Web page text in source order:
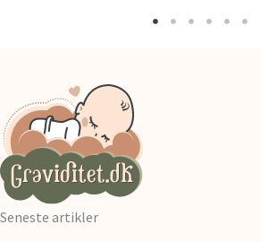
Seneste artikler